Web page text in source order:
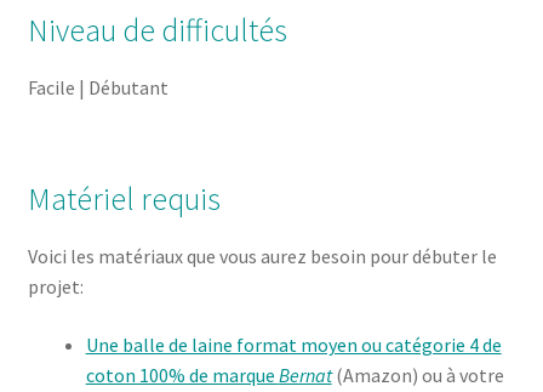
Niveau de difficultés
Facile | Débutant
Matériel requis
Voici les matériaux que vous aurez besoin pour débuter le
projet:
Une balle de laine format moyen ou catégorie 4 de
coton 100% de marque Bernat(Amazon) ou à votre